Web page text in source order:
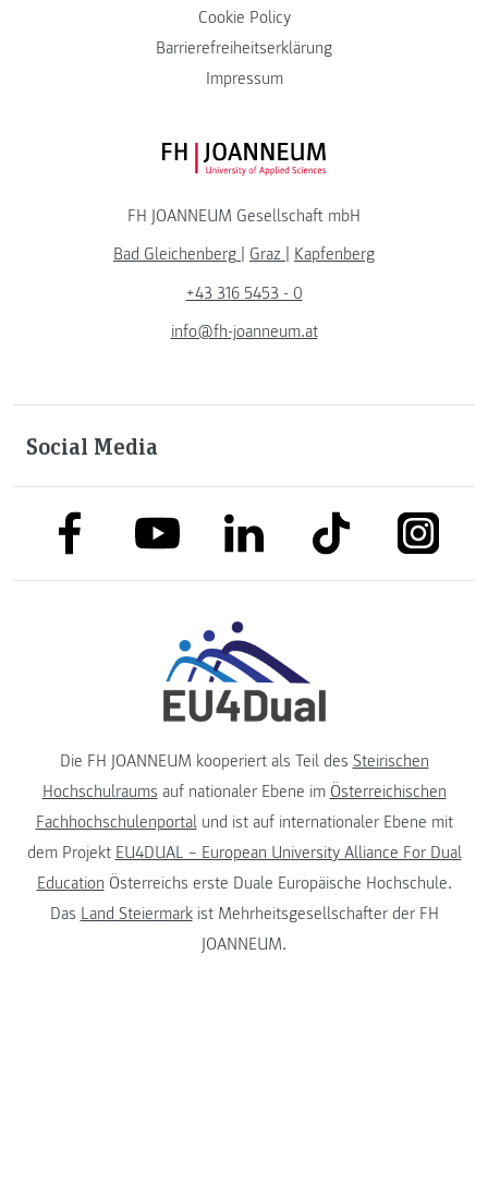
Cookie Policy
Barrierefreiheitserklärung
Impressum
FH JOANNEUM Logo
FH JOANNEUM Gesellschaft mbH
Bad Gleichenberg
Graz
Kapfenberg
+43 316 5453 - 0
info@fh-joanneum.at
Social Media
link to facebooklink to youtubelink to linkedinlink to tiktok
Die FH JOANNEUM kooperiert als Teil des Steirischen
Hochschulraums auf nationaler Ebene im Österreichischen
Fachhochschulenportalund ist auf internationaler Ebene mit
dem Projekt EU4DUAL – European University Alliance For Dual
Education Österreichs erste Duale Europäische Hochschule.
Das Land Steiermarkist Mehrheitsgesellschafter der FH
JOANNEUM.